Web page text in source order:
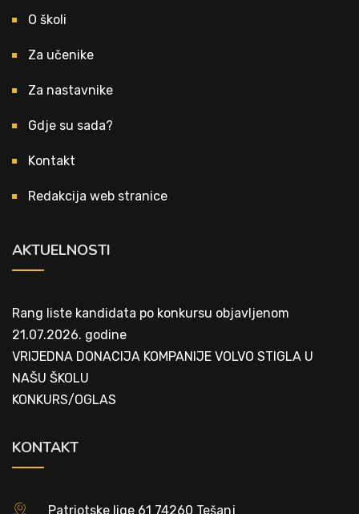
O školi
Za učenike
Za nastavnike
Gdje su sada?
Kontakt
Redakcija web stranice
AKTUELNOSTI
Rang liste kandidata po konkursu objavljenom
21.07.2026. godine
VRIJEDNA DONACIJA KOMPANIJE VOLVO STIGLA U
NAŠU ŠKOLU
KONKURS/OGLAS
KONTAKT
Patriotske lige 61 74260 Tešanj